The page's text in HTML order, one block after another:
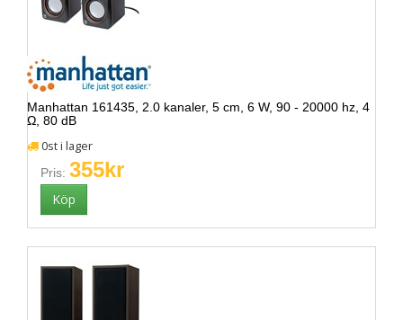
Manhattan 161435, 2.0 kanaler, 5 cm, 6 W, 90 - 20000 hz, 4
Ω, 80 dB
0st i lager
Pris: 355kr